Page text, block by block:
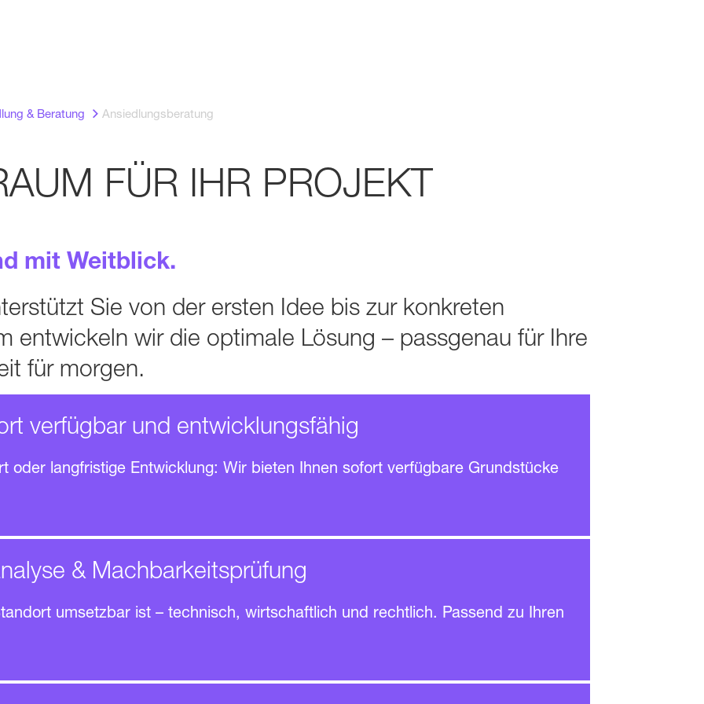
& Beratung Ansiedlungsberatung
FÜR IHR PROJEKT
mit Weitblick.
Sie von der ersten Idee bis zur konkreten
entwickeln wir die optimale Lösung – passgenau für Ihre
für morgen.
PLÄNEN
WIRD.
verfügbar und entwick­lungs­fähig
oder lang­fristige Entwicklung: Wir bieten Ihnen sofort verfügbare Grundstücke
& Mach­barkeits­prüfung
umsetzbar ist – technisch, wirtschaftlich und rechtlich. Passend zu Ihren